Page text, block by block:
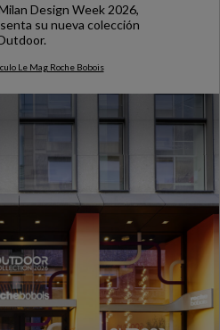
Design Week 2026,
su nueva colección
Le Mag Roche Bobois
Milan Design Week 2026